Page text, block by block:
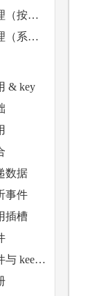
Vue.js 事件处理（按键修饰符）
Vue.js 事件处理（系统修饰键）
& key
数据
事件
插槽
Vue.js 动态组件与 keep-alive